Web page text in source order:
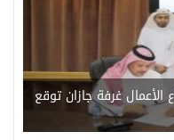
تمثل قطاع الأعمال غرفة جازان توقع